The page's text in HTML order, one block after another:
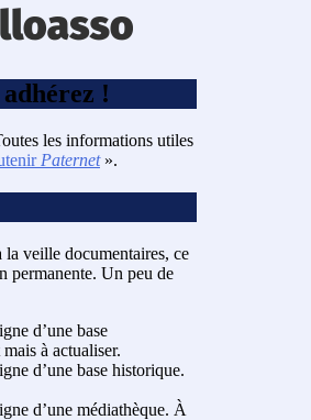
!
les informations utiles
Paternet».
la veille documentaires, ce
permanente. Un peu de
d’une base
à actualiser.
d’une base historique.
d’une médiathèque. À